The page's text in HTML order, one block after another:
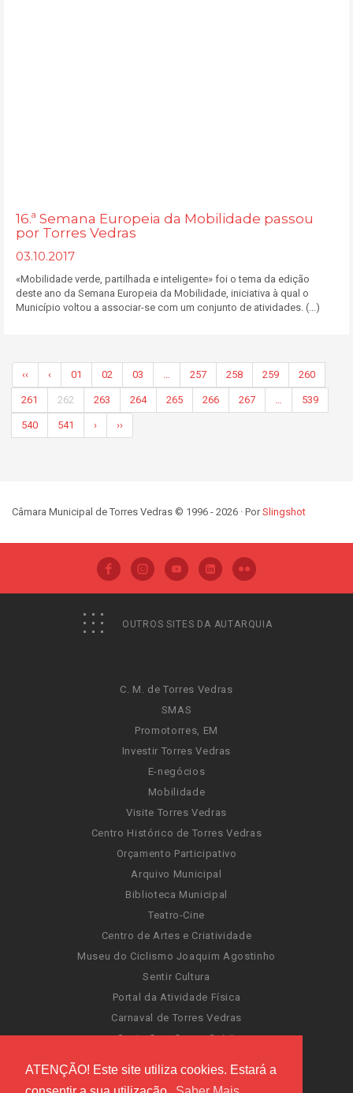
ATENÇÃO! Este site utiliza cookies. Estará a
16.ª Semana Europeia da Mobilidade passou
por Torres Vedras
03.10.2017
«Mobilidade verde, partilhada e inteligente» foi o tema da edição
deste ano da Semana Europeia da Mobilidade, iniciativa à qual o
Município voltou a associar-se com um conjunto de atividades. (...)
‹‹ ‹ 01 02 03 … 257 258 259 260
261 262 263 264 265 266 267 … 539
540 541 › ››
Câmara Municipal de Torres Vedras © 1996 - 2026 · PorSlingshot
OUTROS SITES DA AUTARQUIA
C. M. de Torres Vedras
SMAS
Promotorres, EM
Investir Torres Vedras
E-negócios
Mobilidade
Visite Torres Vedras
Centro Histórico de Torres Vedras
Orçamento Participativo
Arquivo Municipal
Biblioteca Municipal
Teatro-Cine
Centro de Artes e Criatividade
Museu do Ciclismo Joaquim Agostinho
Sentir Cultura
Portal da Atividade Física
Carnaval de Torres Vedras
Santa Cruz Ocean Spirit